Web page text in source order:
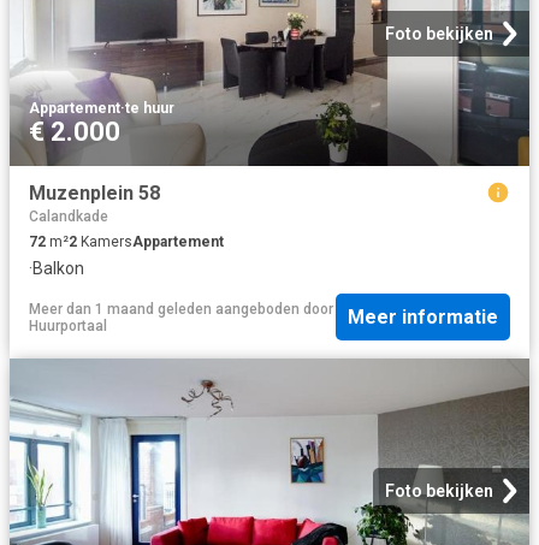
Foto bekijken
Appartement·te huur
€ 2.000
Muzenplein 58
Calandkade
72 m²2 KamersAppartement
·Balkon
Meer dan 1 maand geleden aangeboden door
Huurportaal
Meer informatie
Foto bekijken